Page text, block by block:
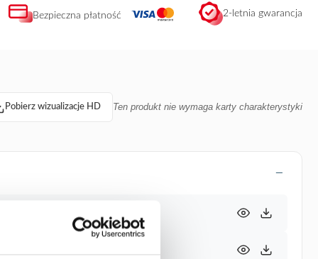
Bezpieczna płatność 2-letnia gwarancja
Pobierz wizualizacje HD Ten produkt nie wymaga karty charakterystyki